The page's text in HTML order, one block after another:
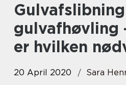
Gulvafslibning vs.
gulvafhøvling
er hvilken
20 April 2020
Sara